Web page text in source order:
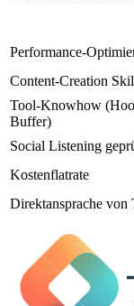
Performance-
Content-Creation
Tool-Knowhow
Buffer)
Social Listening
Kostenflatrate
Direktansprache von